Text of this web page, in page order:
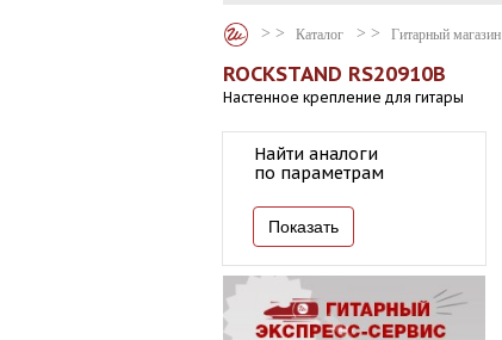
Каталог Гитарный магазин
ROCKSTAND RS20910B
Настенное крепление для гитары
Найти аналоги
по параметрам